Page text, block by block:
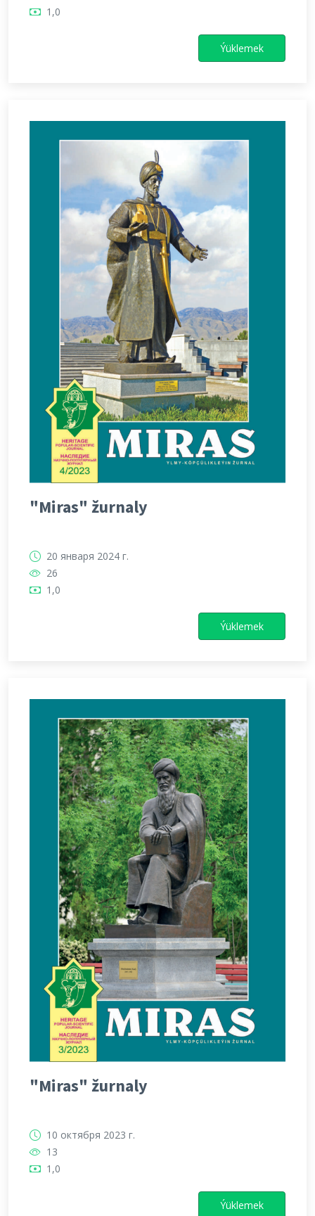
1,0
Ýüklemek
"Miras" žurnaly
20 января 2024 г.
26
1,0
Ýüklemek
"Miras" žurnaly
10 октября 2023 г.
13
1,0
Ýüklemek